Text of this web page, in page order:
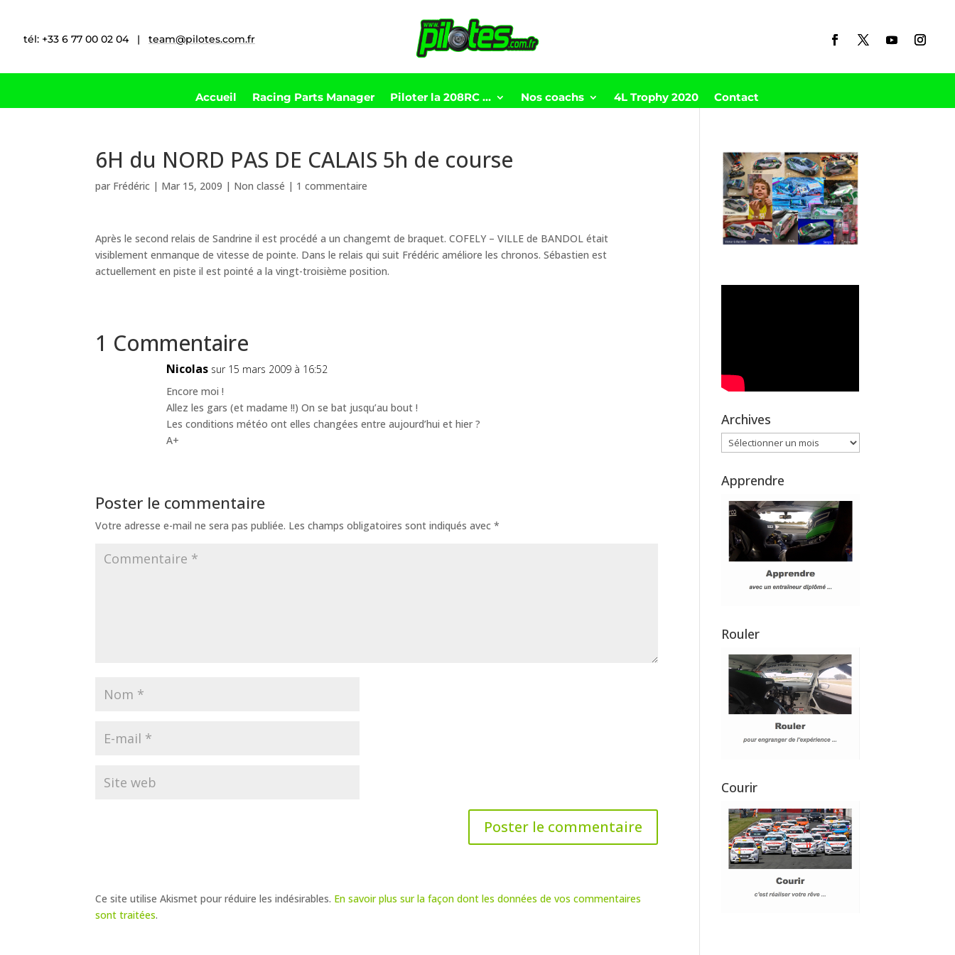
tél: +33 6 77 00 02 04 | team@pilotes.com.fr
Accueil Racing Parts Manager Piloter la 208RC … Nos coachs 4L Trophy 2020 Contact
6H du NORD PAS DE CALAIS 5h de course
par Frédéric | Mar 15, 2009 | Non classé | 1 commentaire
Après le second relais de Sandrine il est procédé a un changemt de braquet. COFELY – VILLE de BANDOL était
visiblement enmanque de vitesse de pointe. Dans le relais qui suit Frédéric améliore les chronos. Sébastien est
actuellement en piste il est pointé a la vingt-troisième position.
1 Commentaire
Nicolas sur 15 mars 2009 à 16:52
Encore moi !
Allez les gars (et madame !!) On se bat jusqu’au bout !
Les conditions météo ont elles changées entre aujourd’hui et hier ?
A+
Poster le commentaire
Votre adresse e-mail ne sera pas publiée. Les champs obligatoires sont indiqués avec*
Ce site utilise Akismet pour réduire les indésirables. En savoir plus sur la façon dont les données de vos commentaires
sont traitées.
Archives
Archives
Apprendre
Rouler
Courir